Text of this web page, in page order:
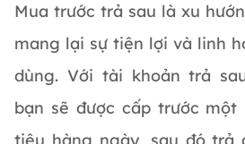
Mua trước trả sau là xu
mang lại sự tiện lợi và linh
dùng. Với tài khoản trả
bạn sẽ được cấp trước